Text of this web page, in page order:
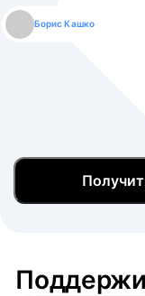
Борис Кашко
Юлия Изоитко
Александр Кулагин
Даниил Макаров
Екатерина Лазаренко